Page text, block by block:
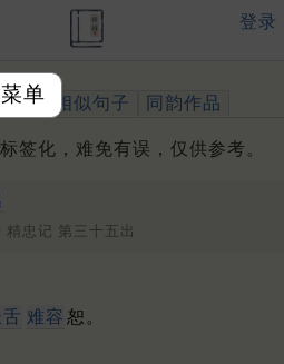
单
登录
用 相似句子 同韵作品
签化，难免有误，仅供参考。
忠记 第三十五出
难容 恕。